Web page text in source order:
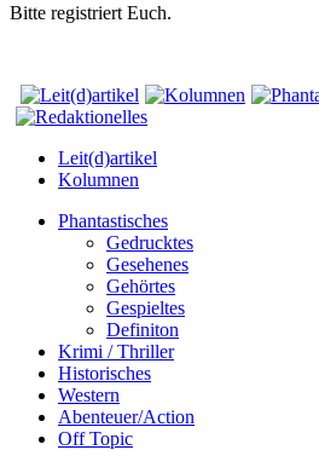
Bitte registriert Euch.
Leit(d)artikel
Kolumnen
Phantastisches
Gedrucktes
Gesehenes
Gehörtes
Gespieltes
Definiton
Krimi / Thriller
Historisches
Western
Abenteuer/Action
Off Topic